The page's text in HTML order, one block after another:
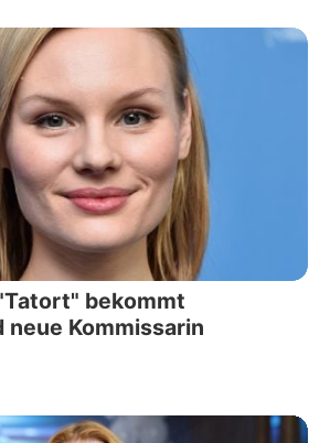
bekommt
neue Kommissarin